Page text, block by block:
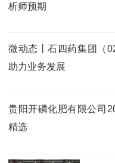
析师预期
微动态丨石四药集团（
助力业务发展
贵阳开磷化肥有限公司
精选